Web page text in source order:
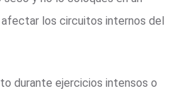
afectar los circuitos internos del
durante ejercicios intensos o